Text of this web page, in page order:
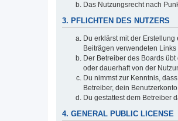
Das Nutzungsrecht nach
3. PFLICHTEN DES NUTZERS
Du erklärst mit der
Beiträgen verwendeten
Der Betreiber des Boards
oder dauerhaft von der
Du nimmst zur Kenntnis,
Betreiber, dein
Du gestattest dem Betreiber
4. GENERAL PUBLIC LICENSE